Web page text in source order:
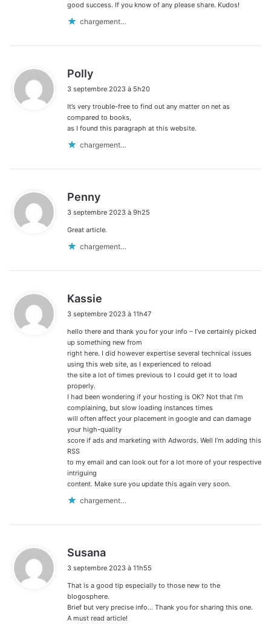
good success. If you know of any please share. Kudos!
chargement…
Polly
t
:
3 septembre 2023 à 5h20
It’s very trouble-free to find out any matter on net as
compared to books,
as I found this paragraph at this website.
chargement…
Penny
t
3 septembre 2023 à 9h25
Great article.
chargement…
Kassie
t
:
3 septembre 2023 à 11h47
hello there and thank you for your info – I’ve certainly picked
up something new from
right here. I did however expertise several technical issues
using this web site, as I experienced to reload
the site a lot of times previous to I could get it to load
properly.
I had been wondering if your hosting is OK? Not that I’m
complaining, but slow loading instances times
will often affect your placement in google and can damage
your high-quality
score if ads and marketing with Adwords. Well I’m adding this
RSS
to my email and can look out for a lot more of your respective
intriguing
content. Make sure you update this again very soon.
chargement…
Susana
t
:
3 septembre 2023 à 11h55
That is a good tip especially to those new to the
blogosphere.
Brief but very precise info… Thank you for sharing this one.
A must read article!